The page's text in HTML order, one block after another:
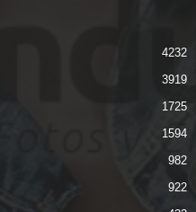
4232
3919
1725
1594
982
922